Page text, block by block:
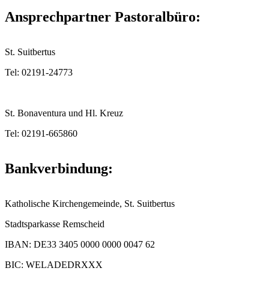
Ansprechpartner Pastoralbüro:
St. Suitbertus
Tel: 02191-24773
St. Bonaventura und Hl. Kreuz
Tel: 02191-665860
Bankverbindung:
Katholische Kirchengemeinde, St. Suitbertus
Stadtsparkasse Remscheid
IBAN: DE33 3405 0000 0000 0047 62
BIC: WELADEDRXXX